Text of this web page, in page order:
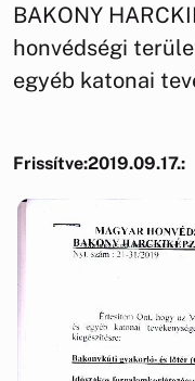
BAKONY
honvédségi
egyéb katonai
Frissítve:2019.09.17.: